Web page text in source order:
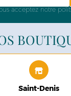
acceptez notre
Saint-Denis